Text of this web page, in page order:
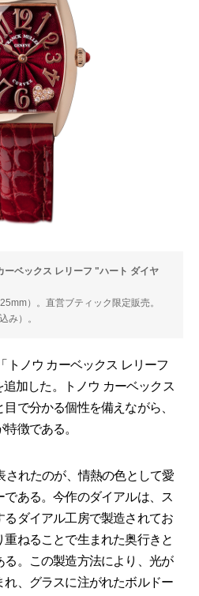
ーベックス レリーフ "ハート ダイヤ
）。直営ブティック限定販売。
み）。
ノウ カーベックス レリーフ
加した。トノウ カーベックス
で分かる個性を備えながら、
徴である。
れたのが、情熱の色として愛
ある。今作のダイアルは、ス
ダイアル工房で製造されてお
重ねることで生まれた奥行きと
。この製造方法により、光が
、グラスに注がれたボルドー